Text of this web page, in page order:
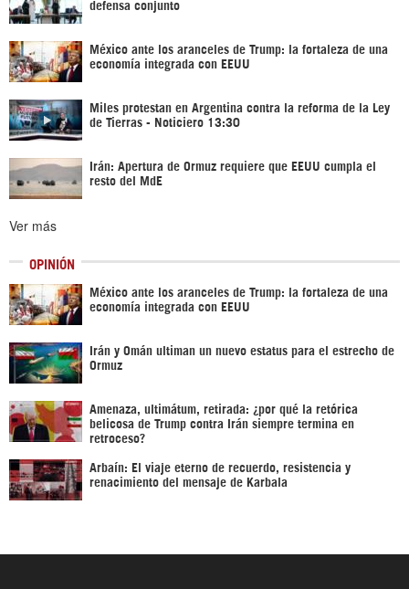
defensa conjunto
México ante los aranceles de Trump: la fortaleza de una
economía integrada con EEUU
Miles protestan en Argentina contra la reforma de la Ley
de Tierras - Noticiero 13:30
Irán: Apertura de Ormuz requiere que EEUU cumpla el
resto del MdE
Ver más
OPINIÓN
México ante los aranceles de Trump: la fortaleza de una
economía integrada con EEUU
Irán y Omán ultiman un nuevo estatus para el estrecho de
Ormuz
Amenaza, ultimátum, retirada: ¿por qué la retórica
belicosa de Trump contra Irán siempre termina en
retroceso?
Arbaín: El viaje eterno de recuerdo, resistencia y
renacimiento del mensaje de Karbala